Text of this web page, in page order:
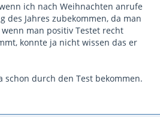
ich nach Weihnachten anrufe
des Jahres zubekommen, da man
man positiv Testet recht
konnte ja nicht wissen das er
schon durch den Test bekommen.